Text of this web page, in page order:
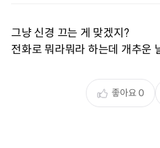
그냥 신경 끄는 게 맞겠지?
전화로 뭐라뭐라 하는데 개추운
좋아요0